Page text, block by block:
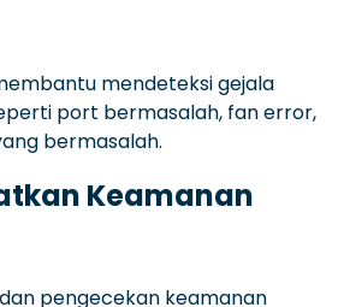
mendeteksi gejala
port bermasalah, fan error,
bermasalah.
Keamanan
pengecekan keamanan